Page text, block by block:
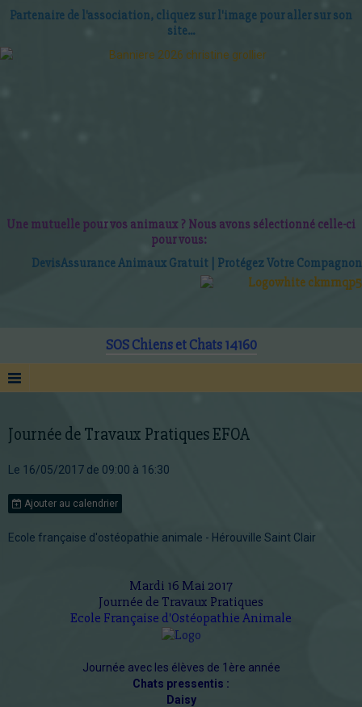
Partenaire de l'association, cliquez sur l'image pour aller sur son
site...
Une mutuelle pour vos animaux ? Nous avons sélectionné celle-ci
pour vous:
DevisAssurance Animaux Gratuit | Protégez Votre Compagnon
SOS Chiens et Chats 14160
Journée de Travaux Pratiques EFOA
Le 16/05/2017 de 09:00 à 16:30
Ajouter au calendrier
Ecole française d'ostéopathie animale - Hérouville Saint Clair
Mardi 16 Mai 2017
Journée de Travaux Pratiques
Ecole Française d'Ostéopathie Animale
Journée avec les élèves de 1ère année
Chats pressentis :
Daisy